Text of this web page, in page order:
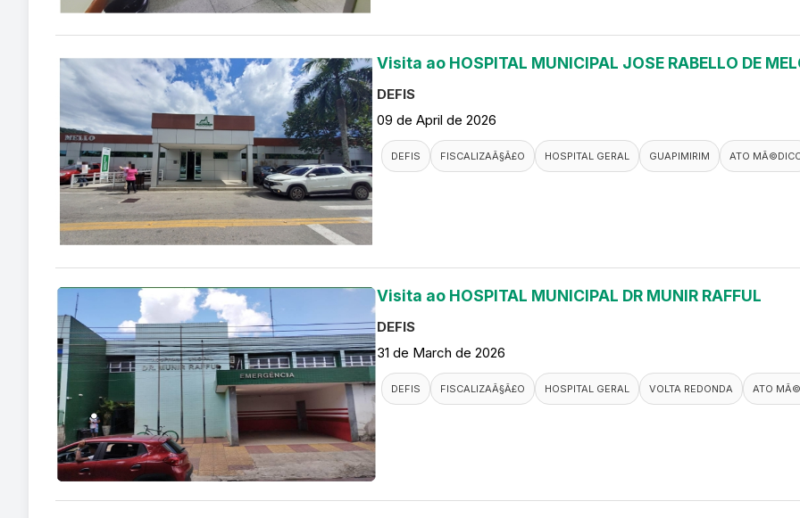
Visita ao HOSPITAL MUNICIPAL JOSE RABELLO DE
DEFIS
09 de April de 2026
DEFIS FISCALIZAÃ§Ã£O HOSPITAL GERAL GUAPIMIRIM ATO
Visita ao HOSPITAL MUNICIPAL DR MUNIR RAFFUL
DEFIS
31 de March de 2026
DEFIS FISCALIZAÃ§Ã£O HOSPITAL GERAL VOLTA REDONDA ATO